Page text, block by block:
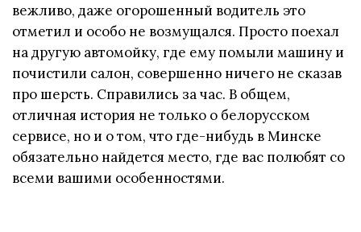
вежливо, даже огорошенный водитель это
отметил и особо не возмущался. Просто поехал
на другую автомойку, где ему помыли машину и
почистили салон, совершенно ничего не сказав
про шерсть. Справились за час. В общем,
отличная история не только о белорусском
сервисе, но и о том, что где-нибудь в Минске
обязательно найдется место, где вас полюбят со
всеми вашими особенностями.